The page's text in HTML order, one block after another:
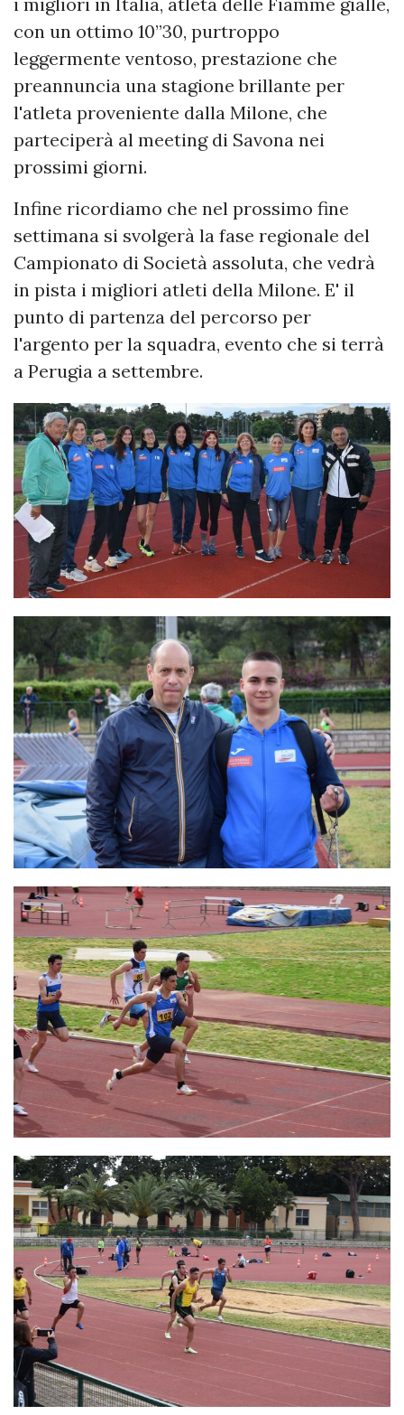
con un ottimo 10”30, purtroppo
leggermente ventoso, prestazione che
preannuncia una stagione brillante per
l'atleta proveniente dalla Milone, che
parteciperà al meeting di Savona nei
prossimi giorni.
Infine ricordiamo che nel prossimo fine
settimana si svolgerà la fase regionale del
Campionato di Società assoluta, che vedrà
in pista i migliori atleti della Milone. E' il
punto di partenza del percorso per
l'argento per la squadra, evento che si terrà
a Perugia a settembre.